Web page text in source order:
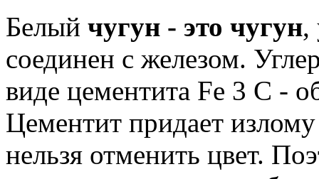
Белый чугун - это чугун,
соединен с железом.
виде цементита Fe 3 C -
Цементит придает
нельзя отменить цвет.